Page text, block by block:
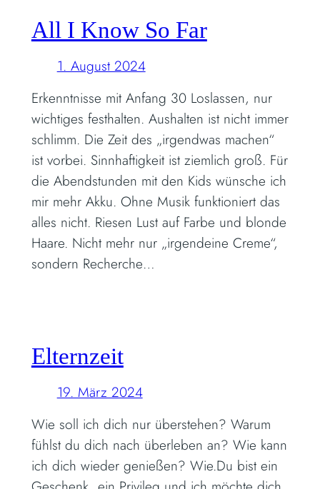
All I Know So Far
1. August 2024
Erkenntnisse mit Anfang 30 Loslassen, nur
wichtiges festhalten. Aushalten ist nicht immer
schlimm. Die Zeit des „irgendwas machen“
ist vorbei. Sinnhaftigkeit ist ziemlich groß. Für
die Abendstunden mit den Kids wünsche ich
mir mehr Akku. Ohne Musik funktioniert das
alles nicht. Riesen Lust auf Farbe und blonde
Haare. Nicht mehr nur „irgendeine Creme“,
sondern Recherche…
Elternzeit
19. März 2024
Wie soll ich dich nur überstehen? Warum
fühlst du dich nach überleben an? Wie kann
ich dich wieder genießen? Wie.Du bist ein